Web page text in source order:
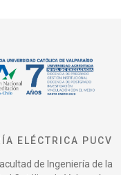
ELÉCTRICA PUCV
de Ingeniería de la